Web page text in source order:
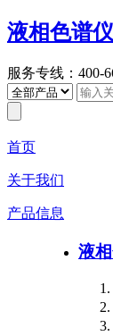
液相色谱仪
服务专线：400-
首页
关于我们
产品信息
液